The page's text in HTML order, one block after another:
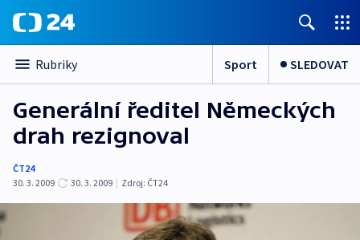
Rubriky Sport SLEDOVAT
Generální ředitel Německých
drah rezignoval
ČT24
30. 3. 2009
30. 3. 2009 | Zdroj: ČT24